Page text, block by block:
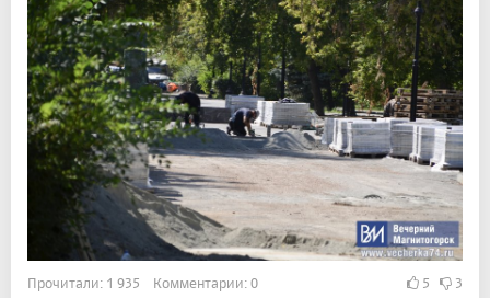
Прочитали: 1 935 Комментарии: 0 5 3